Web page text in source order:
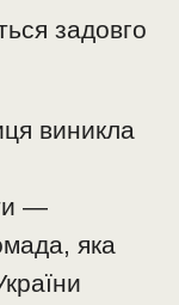
задовго
виникла
—
яка